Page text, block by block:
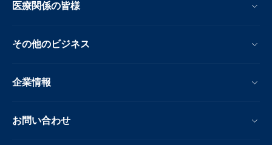
医療関係の皆様
その他のビジネス
企業情報
お問い合わせ